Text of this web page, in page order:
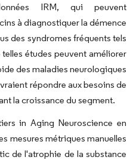
IRM, qui peuvent
à diagnostiquer la démence
des syndromes fréquents tels
études peuvent améliorer
des maladies neurologiques
répondre aux besoins de
la croissance du segment.
in Aging Neuroscience en
mesures métriques manuelles
de l'atrophie de la substance